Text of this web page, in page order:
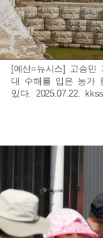
[예산=뉴시스] 고승
대 수해를 입은 농가
있다. 2025.07.22.